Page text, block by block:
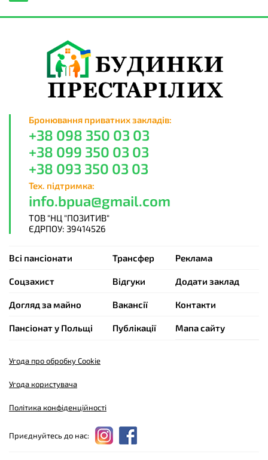
Всі пансіонати
Cоцзахист
Догляд за майно
Пансіонат у Польщі
Трансфер
Відгуки
Вакансії
Публікації
Реклама
Додати заклад
Контакти
Мапа сайту
Бронювання приватних закладів:
+38 098 350 03 03
+38 099 350 03 03
+38 093 350 03 03
Тех. підтримка:
info.bpua@gmail.com
ТОВ "НЦ "ПОЗИТИВ"
ЄДРПОУ: 39414526
Угода про обробку Cookie
Угода користувача
Політика конфіденційності
Приєднуйтесь до нас: